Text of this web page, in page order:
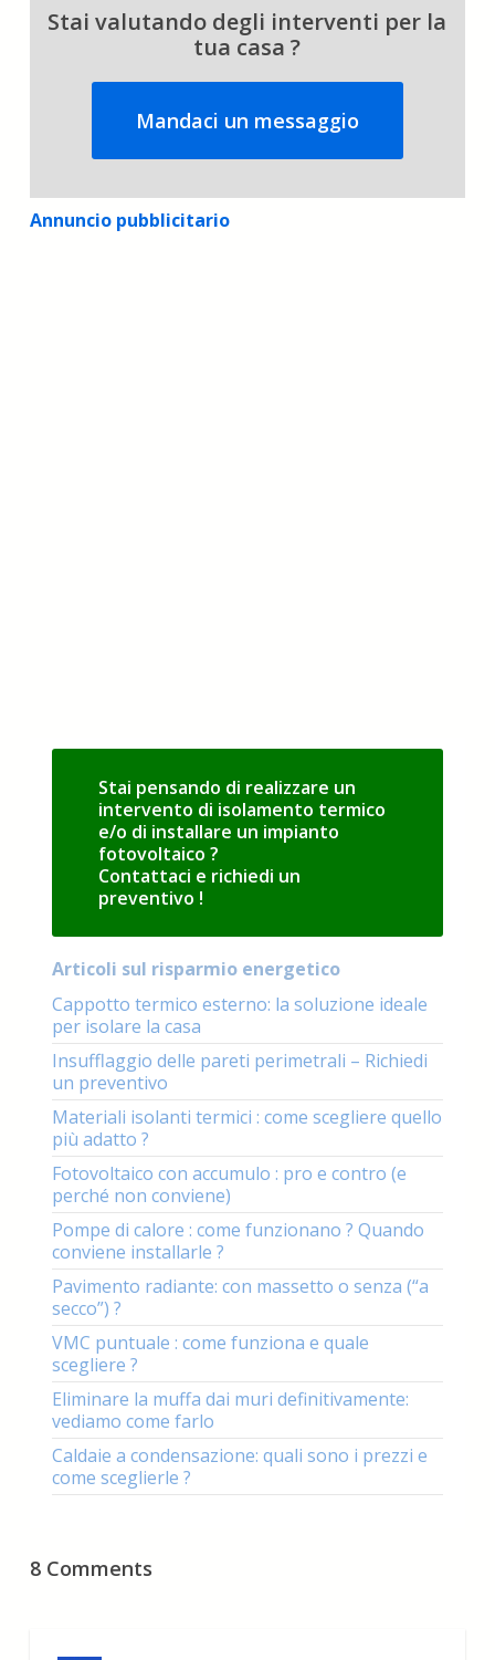
Stai valutando degli interventi per la
tua casa ?
Mandaci un messaggio
Annuncio pubblicitario
Stai pensando di realizzare un
intervento di isolamento termico
e/o di installare un impianto
fotovoltaico ?
Contattaci e richiedi un
preventivo !
Articoli sul risparmio energetico
Cappotto termico esterno: la soluzione ideale
per isolare la casa
Insufflaggio delle pareti perimetrali – Richiedi
un preventivo
Materiali isolanti termici : come scegliere quello
più adatto ?
Fotovoltaico con accumulo : pro e contro (e
perché non conviene)
Pompe di calore : come funzionano ? Quando
conviene installarle ?
Pavimento radiante: con massetto o senza (“a
secco”) ?
VMC puntuale : come funziona e quale
scegliere ?
Eliminare la muffa dai muri definitivamente:
vediamo come farlo
Caldaie a condensazione: quali sono i prezzi e
come sceglierle ?
8 Comments